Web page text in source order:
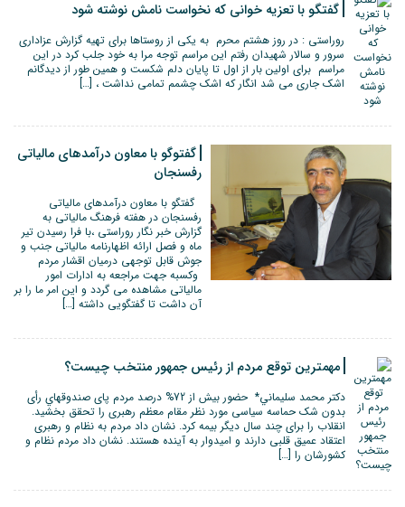
گفتگو با تعزیه خوانی که نخواست نامش نوشته شود
روراستی : در روز هشتم محرم به یکی از روستاها برای تهیه گزارش عزاداری
سرور و سالار شهیدان رفتم این مراسم توجه مرا به خود جلب کرد در این
مراسم برای اولین بار از اول تا پایان دلم شکست و همین طور از دیدگانم
اشک جاری می شد انگار که اشک چشمم تمامی نداشت ، […]
گفتوگو با معاون درآمدهای مالیاتی
رفسنجان
گفتگو با معاون درآمدهای مالیاتی
رفسنجان در هفته فرهنگ مالیاتی به
گزارش خبر نگار روراستی ،با فرا رسیدن تیر
ماه و فصل ارائه اظهارنامه مالیاتی جنب و
جوش قابل توجهی درمیان اقشار مردم
وکسبه جهت مراجعه به ادارات امور
مالیاتی مشاهده می گردد و این امر ما را بر
آن داشت تا گفتگویی داشته […]
مهمترین توقع مردم از رئیس جمهور منتخب چیست؟
دكتر محمد سليماني* حضور بیش از 72% درصد مردم پای صندوقهاي رأی
بدون شک حماسه سیاسی مورد نظر مقام معظم رهبری را تحقق بخشید.
انقلاب را برای چند سال دیگر بیمه کرد. نشان داد مردم به نظام و رهبری
اعتقاد عمیق قلبی دارند و امیدوار به آینده هستند. نشان داد مردم نظام و
کشورشان را […]